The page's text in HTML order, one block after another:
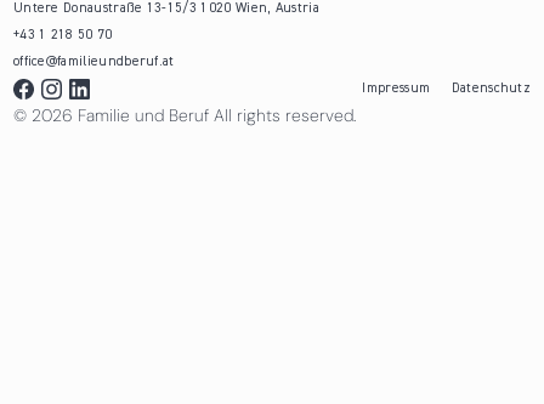
Untere Donaustraße 13-15/3 1020 Wien, Austria
+43 1 218 50 70
office@familieundberuf.at
Impressum
Datenschutz
© 2026 Familie und Beruf All rights reserved.